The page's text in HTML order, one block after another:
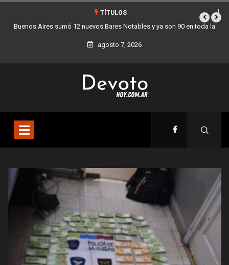
TÍTULOS
la Los stands móviles de la Ciudad llegan esta semana a Villa Devoto
agosto 7, 2026